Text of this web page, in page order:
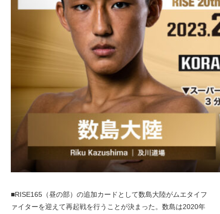
■RISE165（昼の部）の追加カードとして数島大陸がムエタイフ
ァイターを迎えて再起戦を行うことが決まった。数島は2020年